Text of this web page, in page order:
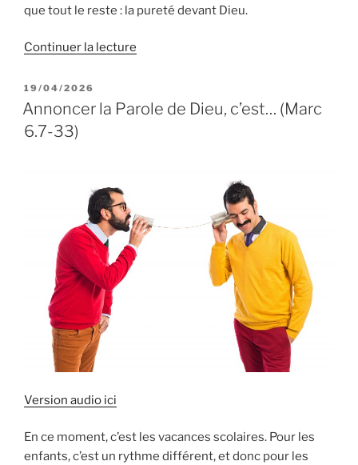
que tout le reste : la pureté devant Dieu.
Continuer la lecture
frontières
PUBLIÉ
LE
19/04/2026
Annoncer la Parole de Dieu, c’est… (Marc
6.7-33)
Version audio ici
En ce moment, c’est les vacances scolaires. Pour les
enfants, c’est un rythme différent, et donc pour les